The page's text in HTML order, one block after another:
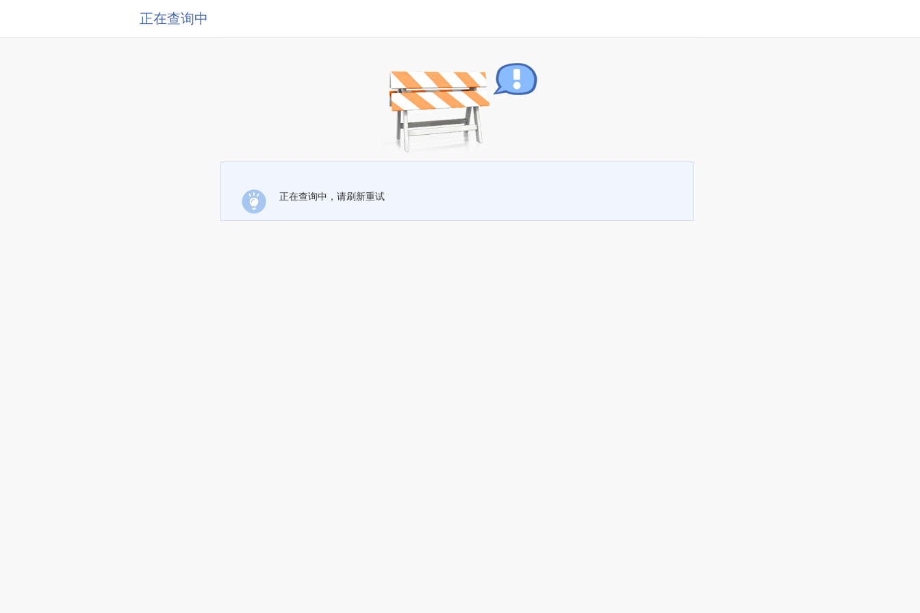
正在查询中
正在查询中，请刷新重试